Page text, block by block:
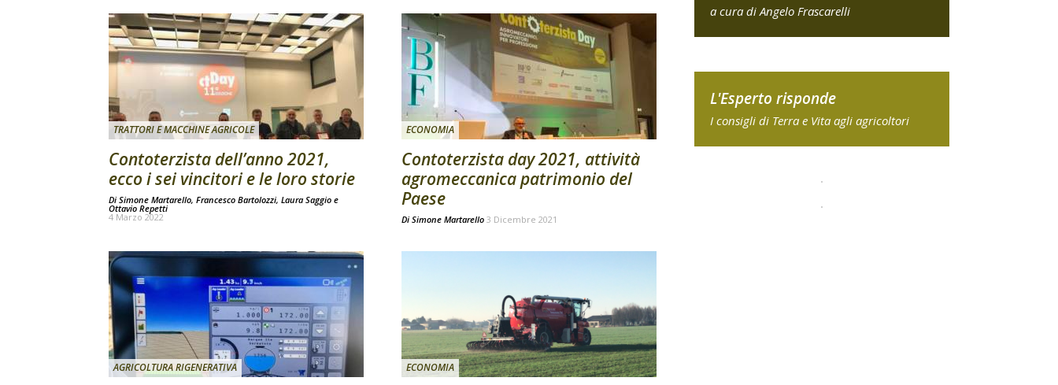
TRATTORI E MACCHINE AGRICOLE
Contoterzista dell’anno 2021,
ecco i sei vincitori e le loro storie
Di Simone Martarello, Francesco Bartolozzi, Laura Saggio e
Ottavio Repetti
4 Marzo 2022
ECONOMIA
Contoterzista day 2021, attività
agromeccanica patrimonio del
Paese
Di Simone Martarello 3 Dicembre 2021
AGRICOLTURA RIGENERATIVA ECONOMIA
a cura di Angelo Frascarelli
L'Esperto risponde
I consigli di Terra e Vita agli agricoltori